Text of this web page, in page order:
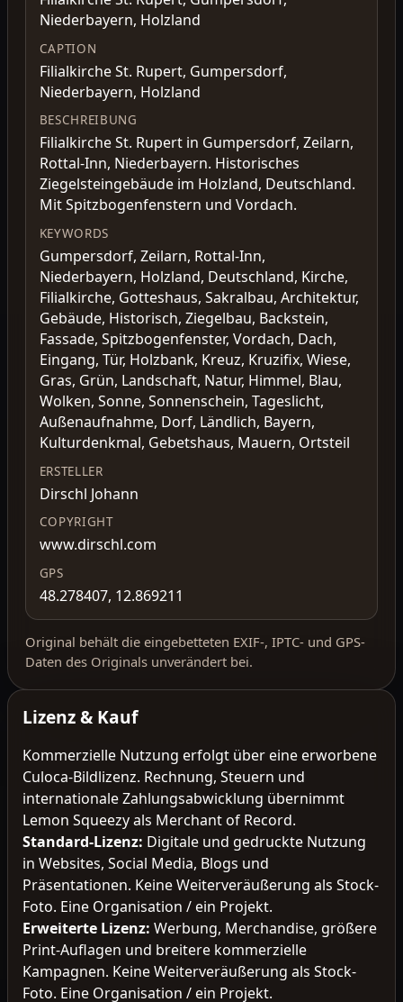
Niederbayern, Holzland
CAPTION
Filialkirche St. Rupert, Gumpersdorf,
Niederbayern, Holzland
BESCHREIBUNG
Filialkirche St. Rupert in Gumpersdorf, Zeilarn,
Rottal-Inn, Niederbayern. Historisches
Ziegelsteingebäude im Holzland, Deutschland.
Mit Spitzbogenfenstern und Vordach.
KEYWORDS
Gumpersdorf, Zeilarn, Rottal-Inn,
Niederbayern, Holzland, Deutschland, Kirche,
Filialkirche, Gotteshaus, Sakralbau, Architektur,
Gebäude, Historisch, Ziegelbau, Backstein,
Fassade, Spitzbogenfenster, Vordach, Dach,
Eingang, Tür, Holzbank, Kreuz, Kruzifix, Wiese,
Gras, Grün, Landschaft, Natur, Himmel, Blau,
Wolken, Sonne, Sonnenschein, Tageslicht,
Außenaufnahme, Dorf, Ländlich, Bayern,
Kulturdenkmal, Gebetshaus, Mauern, Ortsteil
ERSTELLER
Dirschl Johann
COPYRIGHT
www.dirschl.com
GPS
48.278407, 12.869211
Original behält die eingebetteten EXIF-, IPTC- und GPS-
Daten des Originals unverändert bei.
Lizenz & Kauf
Kommerzielle Nutzung erfolgt über eine erworbene
Culoca-Bildlizenz. Rechnung, Steuern und
internationale Zahlungsabwicklung übernimmt
Lemon Squeezy als Merchant of Record.
Standard-Lizenz: Digitale und gedruckte Nutzung
in Websites, Social Media, Blogs und
Präsentationen. Keine Weiterveräußerung als Stock-
Foto. Eine Organisation / ein Projekt.
Erweiterte Lizenz: Werbung, Merchandise, größere
Print-Auflagen und breitere kommerzielle
Kampagnen. Keine Weiterveräußerung als Stock-
Foto. Eine Organisation / ein Projekt.